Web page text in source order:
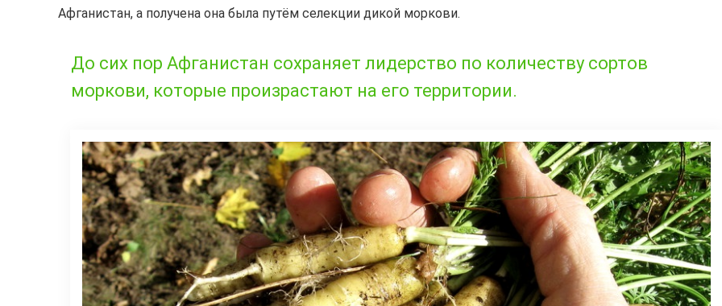
Афганистан, а получена она была путём селекции дикой моркови.
До сих пор Афганистан сохраняет лидерство по количеству сортов
моркови, которые произрастают на его территории.